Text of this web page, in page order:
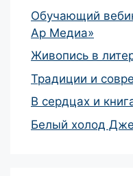
Обучающий
Ар Медиа»
Живопись в
Традиции и
В сердцах и
Белый холод